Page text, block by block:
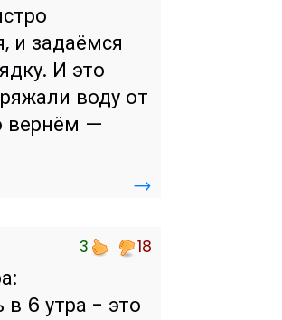
и задаёмся
И это
воду от
вернём —
→
3 18
в 6 утра - это